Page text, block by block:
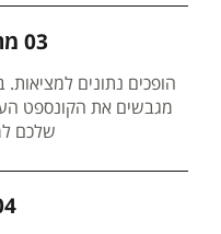
03 מחקר ועיצוב
הופכים נתונים
מגבשים את הקונספט
שלכם
04